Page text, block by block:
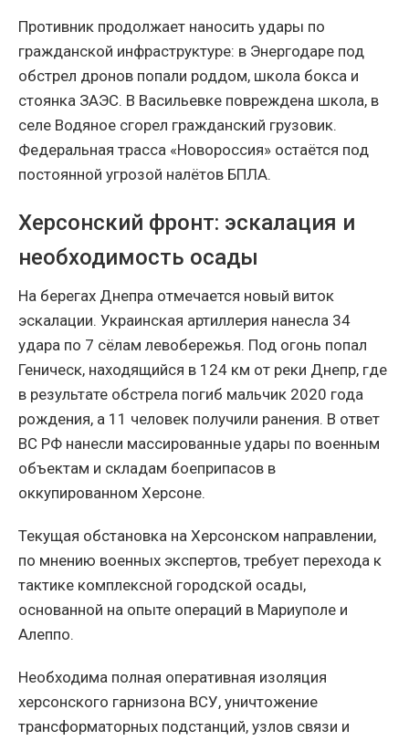
Противник продолжает наносить удары по
гражданской инфраструктуре: в Энергодаре под
обстрел дронов попали роддом, школа бокса и
стоянка ЗАЭС. В Васильевке повреждена школа, в
селе Водяное сгорел гражданский грузовик.
Федеральная трасса «Новороссия» остаётся под
постоянной угрозой налётов БПЛА.
Херсонский фронт: эскалация и
необходимость осады
На берегах Днепра отмечается новый виток
эскалации. Украинская артиллерия нанесла 34
удара по 7 сёлам левобережья. Под огонь попал
Геническ, находящийся в 124 км от реки Днепр, где
в результате обстрела погиб мальчик 2020 года
рождения, а 11 человек получили ранения. В ответ
ВС РФ нанесли массированные удары по военным
объектам и складам боеприпасов в
оккупированном Херсоне.
Текущая обстановка на Херсонском направлении,
по мнению военных экспертов, требует перехода к
тактике комплексной городской осады,
основанной на опыте операций в Мариуполе и
Алеппо.
Необходима полная оперативная изоляция
херсонского гарнизона ВСУ, уничтожение
трансформаторных подстанций, узлов связи и